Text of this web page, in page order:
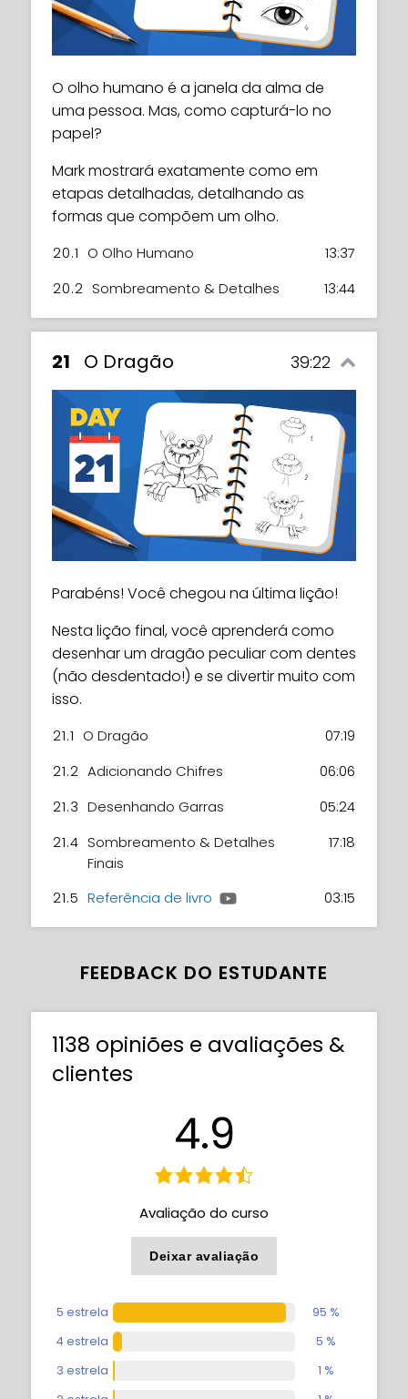
Rumo ao norte para algumas vibrações
árticas! Ansiosos para desenhar geleiras
impressionantes com muitos pinguins
bonitinhos nelas.
Você usará o encurtamento e combinará
uma variedade de técnicas para criar
uma cena equilibrada.
19.1 Geleiras
O olho humano é a janela da alma de
uma pessoa. Mas, como capturá-lo no
papel?
Mark mostrará exatamente como em
etapas detalhadas, detalhando as
formas que compõem um olho.
20.1 O Olho Humano
13:37
20.2 Sombreamento & Detalhes 13:44
21 O Dragão 39:22
Parabéns! Você chegou na última lição!
Nesta lição final, você aprenderá como
desenhar um dragão peculiar com dentes
(não desdentado!) e se divertir muito com
isso.
21.1 O Dragão
07:19
21.2 Adicionando Chifres
06:06
21.3 Desenhando Garras
05:24
21.4 Sombreamento & Detalhes
Finais
17:18
21.5 Referência de livro 03:15
FEEDBACK DO ESTUDANTE
1138 opiniões e avaliações &
clientes
4.9
Avaliação do curso
Deixar avaliação
5 estrela
95 %
4 estrela
5 %
3 estrela
1 %